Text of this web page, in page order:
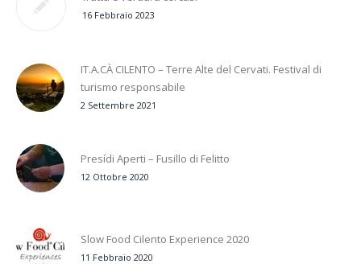
16 Febbraio 2023
IT.A.CÀ CILENTO – Terre Alte del Cervati. Festival di
turismo responsabile
2 Settembre 2021
Presídi Aperti – Fusillo di Felitto
12 Ottobre 2020
Slow Food Cilento Experience 2020
11 Febbraio 2020